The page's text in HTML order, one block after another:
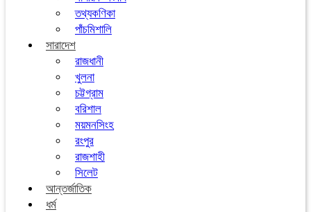
তথ্যকণিকা
পাঁচমিশালি
সারাদেশ
রাজধানী
খুলনা
চট্টগ্রাম
বরিশাল
ময়মনসিংহ
রংপুর
রাজশাহী
সিলেট
আন্তর্জাতিক
ধর্ম